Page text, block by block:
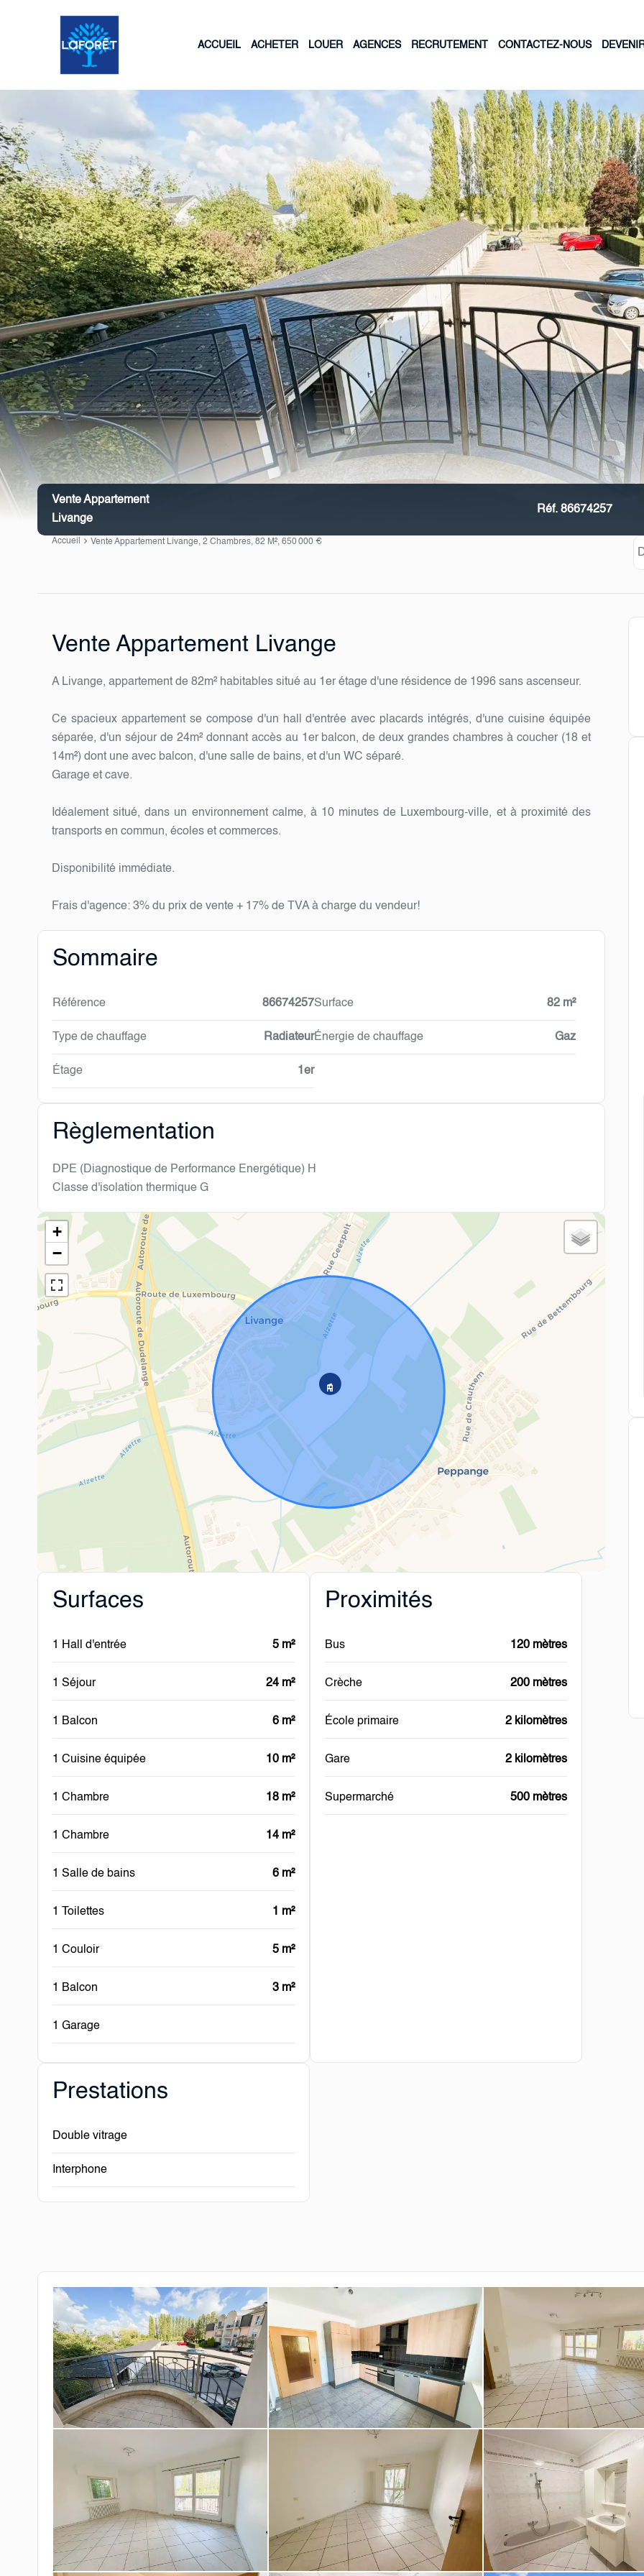
ACCUEIL ACHETER LOUER AGENCES RECRUTEMENT CONTACTEZ-NOUS
Vente Appartement
Livange
Réf. 86674257
Accueil Vente Appartement Livange, 2 Chambres, 82 M², 650 000 €
Vente Appartement Livange
A Livange, appartement de 82m² habitables situé au 1er étage d'une résidence de 1996 sans ascenseur.
Ce spacieux appartement se compose d'un hall d'entrée avec placards intégrés, d'une cuisine équipée
séparée, d'un séjour de 24m² donnant accès au 1er balcon, de deux grandes chambres à coucher (18 et
14m²) dont une avec balcon, d'une salle de bains, et d'un WC séparé.
Garage et cave.
Idéalement situé, dans un environnement calme, à 10 minutes de Luxembourg-ville, et à proximité des
transports en commun, écoles et commerces.
Disponibilité immédiate.
Frais d'agence: 3% du prix de vente + 17% de TVA à charge du vendeur!
Sommaire
Référence 86674257Surface 82 m²
Type de chauffage RadiateurÉnergie de chauffage Gaz
Étage 1er
Règlementation
DPE (Diagnostique de Performance Energétique) H
Classe d'isolation thermique G
+
−
Surfaces
1 Hall d'entrée 5 m²
1 Séjour 24 m²
1 Balcon 6 m²
1 Cuisine équipée 10 m²
1 Chambre 18 m²
1 Chambre 14 m²
1 Salle de bains 6 m²
1 Toilettes 1 m²
1 Couloir 5 m²
1 Balcon 3 m²
1 Garage
Proximités
Bus 120 mètres
Crèche 200 mètres
École primaire 2 kilomètres
Gare 2 kilomètres
Supermarché 500 mètres
Prestations
Double vitrage
Interphone